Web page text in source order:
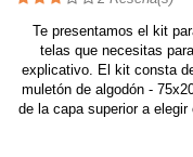
Te presentamos el kit
telas que necesitas
explicativo. El kit consta
muletón de algodón -
de la capa superior a